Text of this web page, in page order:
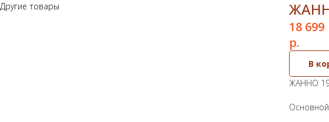
Другие товары
18 699
р.
В
ЖАННО